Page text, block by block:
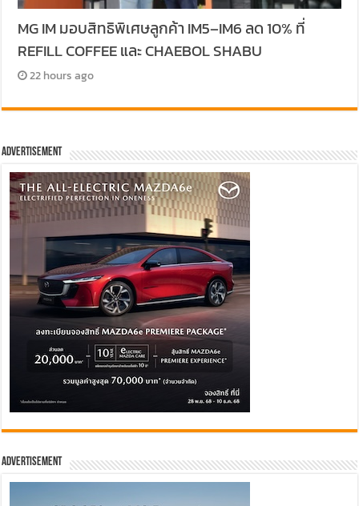
MG IM มอบสิทธิพิเศษลูกค้า IM5–IM6 ลด 10% ที่
REFILL COFFEE และ CHAEBOL SHABU
22 hours ago
Advertisement
Advertisement